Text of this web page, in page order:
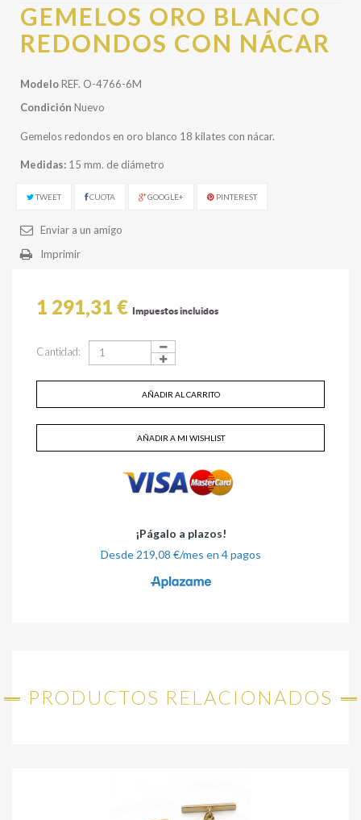
GEMELOS ORO BLANCO
REDONDOS CON NÁCAR
ModeloREF. O-4766-6M
Condición Nuevo
Gemelos redondos en oro blanco 18 kilates con nácar.
Medidas: 15 mm. de diámetro
TWEET CUOTA GOOGLE+ PINTEREST
Enviar a un amigo
Imprimir
1 291,31 € Impuestos incluidos
Cantidad:
AÑADIR AL CARRITO
AÑADIR A MI WISHLIST
PRODUCTOS RELACIONADOS